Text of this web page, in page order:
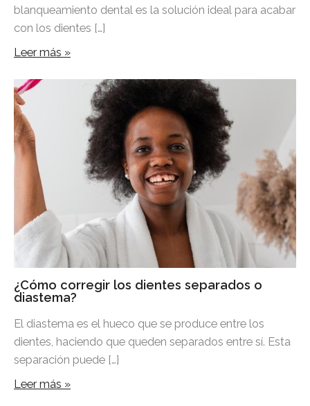
blanqueamiento dental es la solución ideal para acabar
con los dientes […]
Leer más »
¿Cómo corregir los dientes separados o
diastema?
El diastema es el hueco que se produce entre los
dientes, haciendo que queden separados entre sí. Esta
separación puede […]
Leer más »